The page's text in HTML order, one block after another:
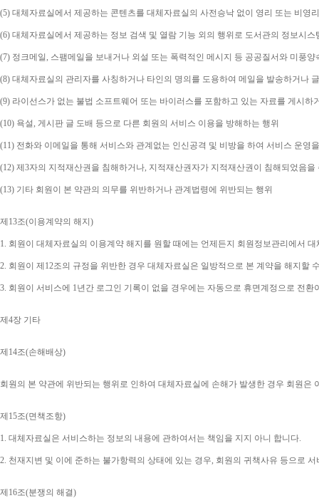
(5) 대체자료실에서 제공하는 콘텐츠를 대체자료실의 사전승낙 없이 영리 또는 비영
(6) 대체자료실에서 제공하는 정보 검색 및 열람 기능 외의 행위로 도서관의 정보시스
(7) 정크메일 , 스팸메일을 보내거나 외설 또는 폭력적인 메시지 등 공공질서와 미풍
(8) 대체자료실의 관리자를 사칭하거나 타인의 명의를 도용하여 메일을 발송하거나
(9) 라이선스가 없는 불법 소프트웨어 또는 바이러스를 포함하고 있는 자료를 게시하
(10) 욕설, 게시판 글 도배 등으로 다른 회원의 서비스 이용을 방해하는 행위
(11) 전화와 이메일을 통해 서비스와 관계없는 인신공격 및 비방을 하여 서비스 운영
(12) 제 3자의 지적재산권을 침해하거나, 지적재산권자가 지적재산권이 침해되었음을
(13) 기타 회원이 본 약관의 의무를 위반하거나 관계법령에 위반되는 행위
제 13조(이용계약의 해지 )
1. 회원이 대체자료실의 이용계약 해지를 원할 때에는 언제든지 회원정보관리에서
2. 회원이 제 12조의 규정을 위반한 경우 대체자료실은 일방적으로 본 계약을 해지할
3. 회원이 서비스에 1년간 로그인 기록이 없을 경우에는 자동으로 휴면계정으로 전환
제 4장 기타
제 14조(손해배상)
회원의 본 약관에 위반되는 행위로 인하여 대체자료실에 손해가 발생한 경우 회원은
제 15조(면책조항)
1. 대체자료실은 서비스하는 정보의 내용에 관하여서는 책임을 지지 아니 합니다.
2. 천재지변 및 이에 준하는 불가항력의 상태에 있는 경우, 회원의 귀책사유 등으로
제 16조(분쟁의 해결)